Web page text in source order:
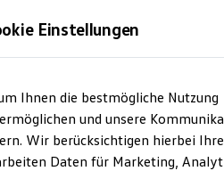
Einstellungen
Ihnen die bestmögliche Nutzung
und unsere
Wir berücksichtigen hierbei Ihre
Daten für Marketing,